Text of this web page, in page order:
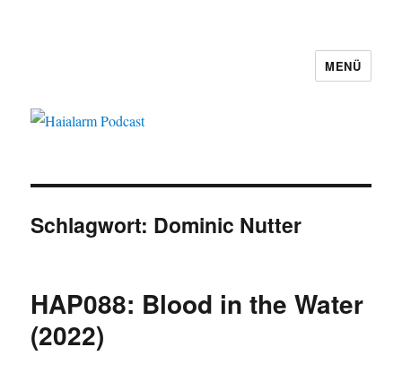
MENÜ
Schlagwort: Dominic Nutter
HAP088: Blood in the Water
(2022)